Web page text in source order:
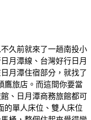
久前就來了一趟南投小
月潭線、台灣好行日月
月潭住宿部分，就找了
鷹旅店。而這間你要當
、日月潭商務旅館都可
的單人床位、雙人床位